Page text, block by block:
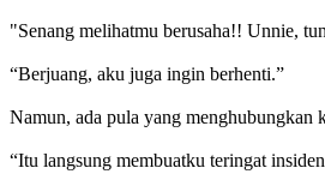
"Senang melihatmu berusaha!! Unnie,
“Berjuang, aku juga ingin berhenti.”
Namun, ada pula yang menghubungkan
“Itu langsung membuatku teringat